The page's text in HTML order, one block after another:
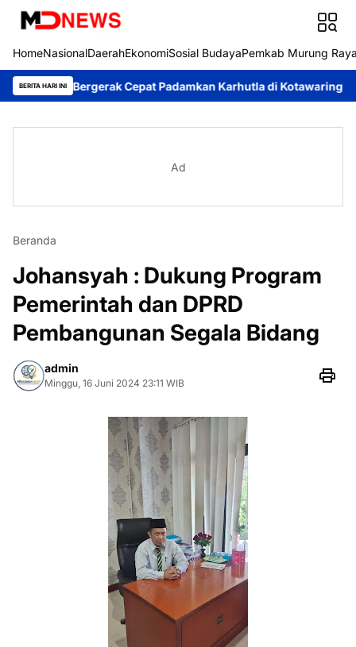
HomeNasionalDaerahEkonomiSosial BudayaPemkab Murung
BERITA HARI INI
Bergerak Cepat Padamkan Karhutla di Kotawaringin Timur
Ad
Beranda
Johansyah : Dukung Program
Pemerintah dan DPRD
Pembangunan Segala Bidang
admin
Minggu, 16 Juni 2024 23:11 WIB